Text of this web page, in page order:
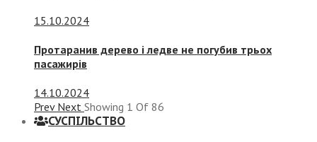
15.10.2024
Протаранив дерево і ледве не погубив трьох
пасажирів
14.10.2024
Prev Next Showing 1 Of 86
СУСПIЛЬСТВО